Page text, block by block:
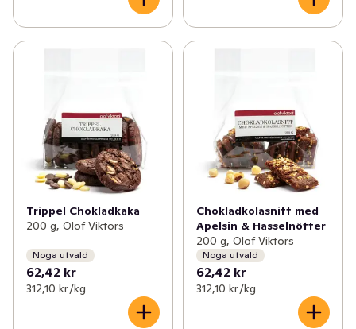
Trippel Chokladkaka
200 g, Olof Viktors
Noga utvald
62,42 kr
312,10 kr /kg
Chokladkolasnitt med
Apelsin & Hasselnötter
200 g, Olof Viktors
Noga utvald
62,42 kr
312,10 kr /kg